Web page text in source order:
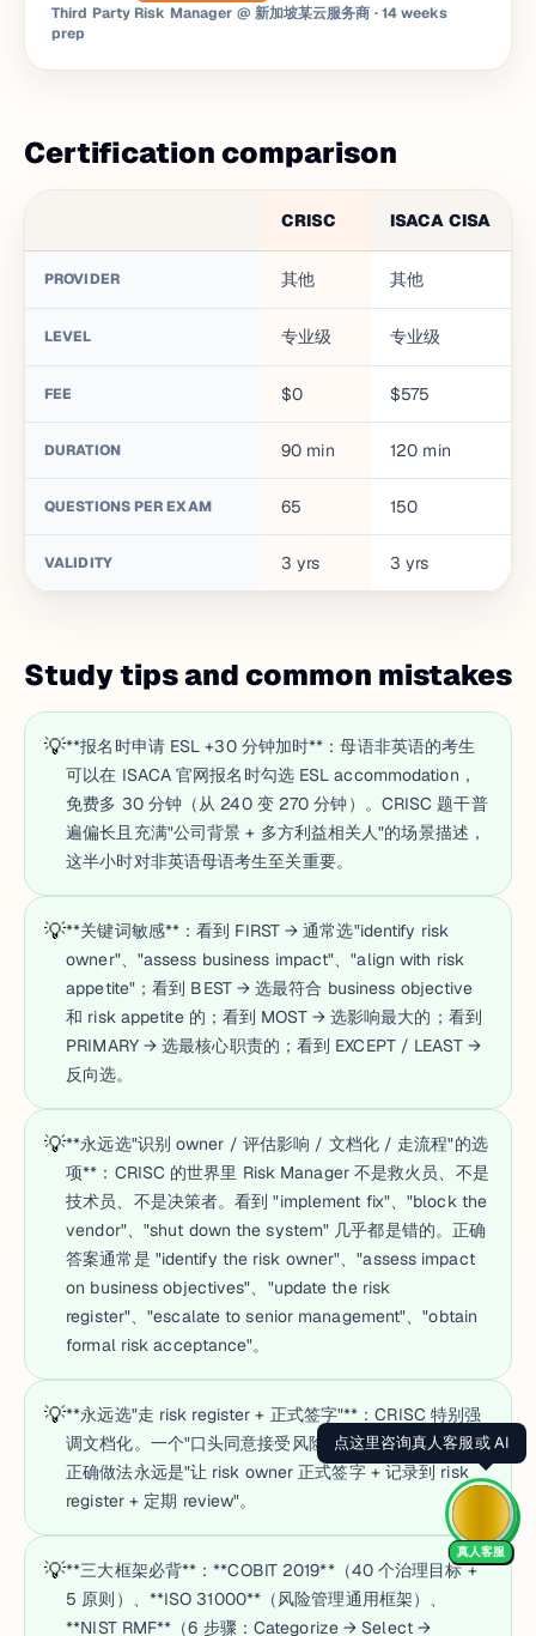
Third Party Risk Manager @ 新加坡某云服务商 · 14 weeks
prep
Certification comparison
CRISC ISACA CISA
PROVIDER 其他 其他
LEVEL 专业级 专业级
FEE $0 $575
DURATION 90 min 120 min
QUESTIONS PER EXAM 65 150
VALIDITY 3 yrs 3 yrs
Study tips and common mistakes
💡**报名时申请 ESL +30 分钟加时**：母语非英语的考生
可以在 ISACA 官网报名时勾选 ESL accommodation，
免费多 30 分钟（从 240 变 270 分钟）。CRISC 题干普
遍偏长且充满"公司背景 + 多方利益相关人"的场景描述，
这半小时对非英语母语考生至关重要。
💡**关键词敏感**：看到 FIRST → 通常选"identify risk
owner"、"assess business impact"、"align with risk
appetite"；看到 BEST → 选最符合 business objective
和 risk appetite 的；看到 MOST → 选影响最大的；看到
PRIMARY → 选最核心职责的；看到 EXCEPT / LEAST →
反向选。
💡**永远选"识别 owner / 评估影响 / 文档化 / 走流程"的选
项**：CRISC 的世界里 Risk Manager 不是救火员、不是
技术员、不是决策者。看到 "implement fix"、"block the
vendor"、"shut down the system" 几乎都是错的。正确
答案通常是 "identify the risk owner"、"assess impact
on business objectives"、"update the risk
register"、"escalate to senior management"、"obtain
formal risk acceptance"。
💡**永远选"走 risk register + 正式签字"**：CRISC 特别强
调文档化。一个"口头同意接受风险"的选项永远是错的，
正确做法永远是"让 risk owner 正式签字 + 记录到 risk
register + 定期 review"。
💡**三大框架必背**：**COBIT 2019**（40 个治理目标 +
5 原则）、**ISO 31000**（风险管理通用框架）、
**NIST RMF**（6 步骤：Categorize → Select →
真人客服